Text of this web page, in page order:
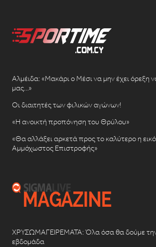
Αλμέιδα: «Μακάρι ο Μέσι να μην έχει όρεξη
μας…»
Οι διαιτητές των φιλικών αγώνων!
«Η ανοικτή προπόνηση του Θρύλου»
«Θα αλλάξει αρκετά προς το καλύτερο η
Αμμόχωστος Επιστροφής»
ΧΡΥΣΩΜΑΓΕΙΡΕΜΑΤΑ: Όλα όσα θα δούμε
εβδομάδα